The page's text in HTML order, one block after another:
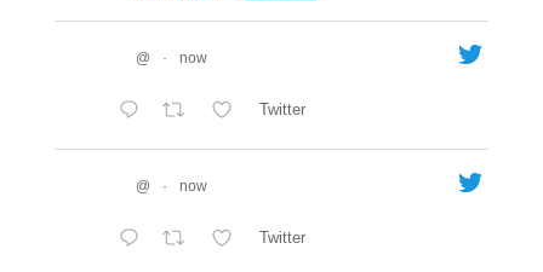
@ · now
Twitter
@ · now
Twitter